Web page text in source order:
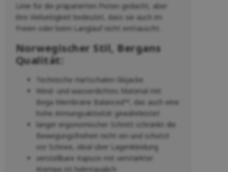
Linie für die präparierten Pisten gedacht, aber
ihre Vielseitigkeit bedeutet, dass sie auch im
Freien oder beim Langlauf nicht enttäuscht.
Norwegischer Stil, Bergans
Qualität:
Technische Hartschalen-Skijacke
Wind- und wasserdichtes Material mit
Bega Membrane Balanced™, das auch eine
hohe Atmungsaktivität gewährleistet
langer ergonomischer Schnitt schränkt die
Bewegungsfreiheit nicht ein und schützt
vor Schnee, ideal über Lagenkleidung
verstellbare Kapuze mit verstärkter
Krempe ist helmtauglich